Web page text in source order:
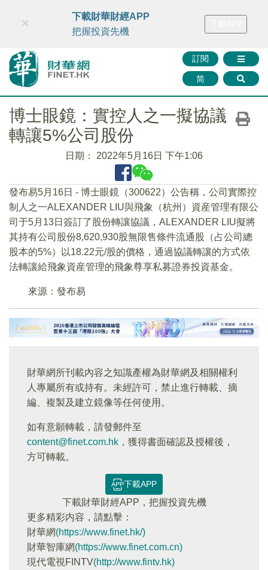
財華智庫網 FINTV FINMETA 財華證券 媒體矩陣
訂閱
简
×
下載財華財經APP
把握投資先機
博士眼鏡：實控人之一擬協議
轉讓5%公司股份
日期： 2022年5月16日 下午1:06
發布易5月16日 - 博士眼鏡（300622）公告稱，公司實際控
制人之一ALEXANDER LIU與飛象（杭州）資産管理有限公
司于5月13日簽訂了股份轉讓協議，ALEXANDER LIU擬將
其持有公司股份8,620,930股無限售條件流通股（占公司總
股本的5%）以18.22元/股的價格，通過協議轉讓的方式依
法轉讓給飛象資産管理的飛象尊享私募證券投資基金。
來源：發布易
財華網所刊載內容之知識產權為財華網及相關權利
人專屬所有或持有。未經許可，禁止進行轉載、摘
編、複製及建立鏡像等任何使用。
如有意願轉載，請發郵件至
content@finet.com.hk ，獲得書面確認及授權後，
方可轉載。
下載APP
下載財華財經APP，把握投資先機
更多精彩内容，請點擊：
財華網(https://www.finet.hk/)
財華智庫網(https://www.finet.com.cn)
現代電視FINTV(http://www.fintv.hk)